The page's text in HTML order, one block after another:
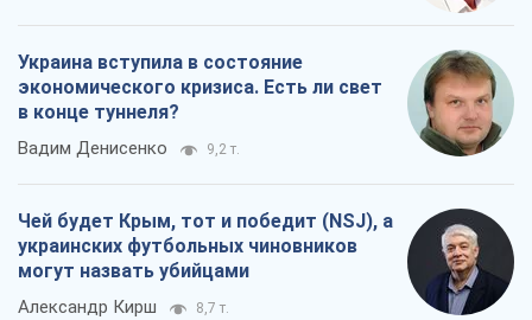
Украина вступила в состояние
экономического кризиса. Есть ли свет
в конце туннеля?
Вадим Денисенко 9,2 т.
Чей будет Крым, тот и победит (NSJ), а
украинских футбольных чиновников
могут назвать убийцами
Александр Кирш 8,7 т.